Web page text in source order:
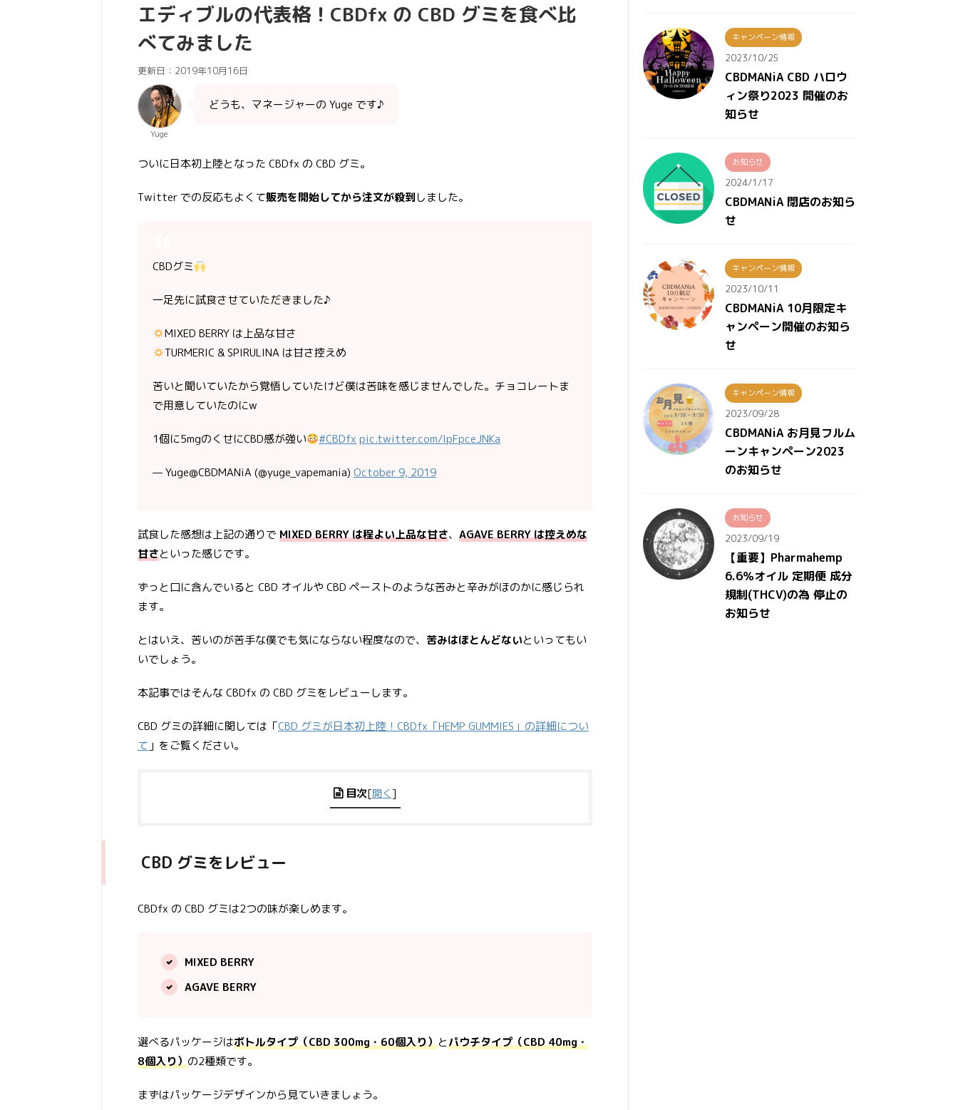
エディブルの代表格！CBDfx の CBD グミを食べ比
べてみました
更新日： 2019年10月16日
Yuge
どうも、マネージャーの Yuge です♪
ついに日本初上陸となった CBDfx の CBD グミ。
Twitter での反応もよくて販売を開始してから注文が殺到しました。
CBDグミ
一足先に試食させていただきました♪
MIXED BERRY は上品な甘さ
TURMERIC & SPIRULINA は甘さ控えめ
苦いと聞いていたから覚悟していたけど僕は苦味を感じませんでした。チョコレートま
で用意していたのにw
1個に5mgのくせにCBD感が強い #CBDfx pic.twitter.com/IpFpceJNKa
— Yuge@CBDMANiA (@yuge_vapemania) October 9, 2019
試食した感想は上記の通りで MIXED BERRY は程よい上品な甘さ、 AGAVE BERRY は控えめな
甘さといった感じです。
ずっと口に含んでいると CBD オイルや CBD ペーストのような苦みと辛みがほのかに感じられ
ます。
とはいえ、苦いのが苦手な僕でも気にならない程度なので、 苦みはほとんどないといってもい
いでしょう。
本記事ではそんな CBDfx の CBD グミをレビューします。
CBD グミの詳細に関しては「CBD グミが日本初上陸！CBDfx「HEMP GUMMIES」の詳細につい
て 」をご覧ください。
目次[開く ]
CBD グミをレビュー
CBDfx の CBD グミは2つの味が楽しめます。
MIXED BERRY
AGAVE BERRY
選べるパッケージはボトルタイプ（CBD 300mg・60個入り）とパウチタイプ（CBD 40mg・
8個入り）の2種類です。
まずはパッケージデザインから見ていきましょう。
キャンペーン情報
2023/10/25
CBDMANiA CBD ハロウ
ィン祭り2023 開催のお
知らせ
お知らせ
2024/1/17
CBDMANiA 閉店のお知ら
せ
キャンペーン情報
2023/10/11
CBDMANiA 10月限定キ
ャンペーン開催のお知ら
せ
キャンペーン情報
2023/09/28
CBDMANiA お月見フルム
ーンキャンペーン2023
のお知らせ
お知らせ
2023/09/19
【重要】Pharmahemp
6.6％オイル 定期便 成分
規制(THCV)の為 停止の
お知らせ